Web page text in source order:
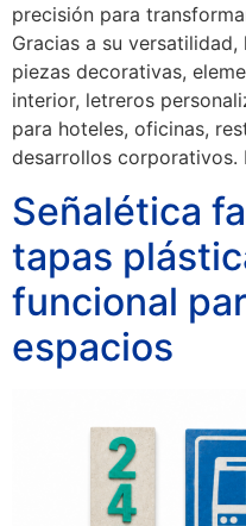
precisión para
Gracias a su
piezas decorativas,
interior, letreros
para hoteles, oficinas,
desarrollos corporativos.
Señalética
tapas
funcional
espacios